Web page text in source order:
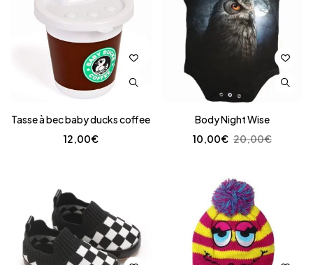
Tasse à bec baby ducks coffee
12,00€
Body Night Wise
20,00€
10,00€